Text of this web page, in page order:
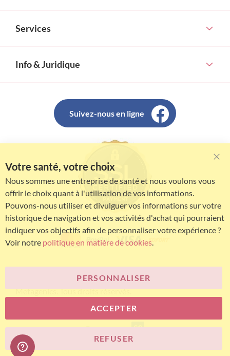
Services
Info & Juridique
Suivez-nous en ligne
© Bariatric Advantage® est une marque du groupe
Metagenics. Tous droits réservés.
E-commerce
Votre santé, votre choix
Nous sommes une entreprise de santé et nous voulons vous
offrir le choix quant à l'utilisation de vos informations.
Pouvons-nous utiliser et divulguer vos informations sur votre
historique de navigation et vos activités d'achat qui pourraient
indiquer vos objectifs afin de personnaliser votre expérience ?
Voir notre politique en matière de cookies.
ACCEPTER
PERSONNALISER
REFUSER